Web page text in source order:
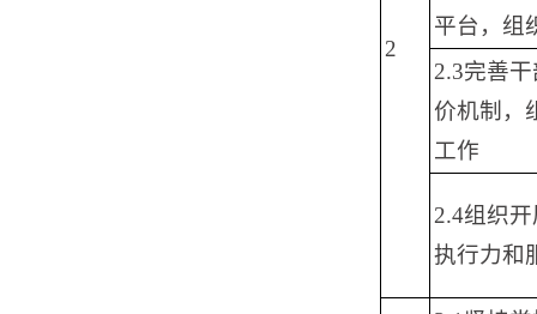
2
平台，组
2.3完善
价机制，
工作
2.4组织
执行力和